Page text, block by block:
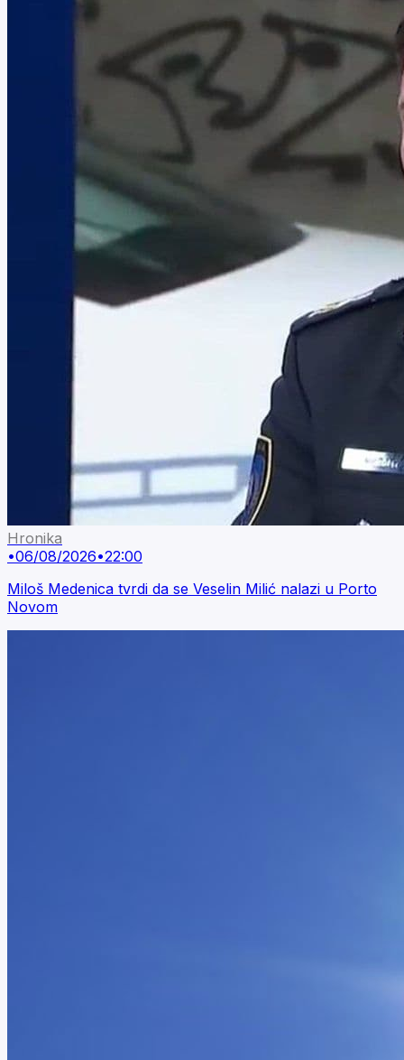
Hronika
•06/08/2026•22:00
Miloš Medenica tvrdi da se Veselin Milić nalazi u Porto
Novom